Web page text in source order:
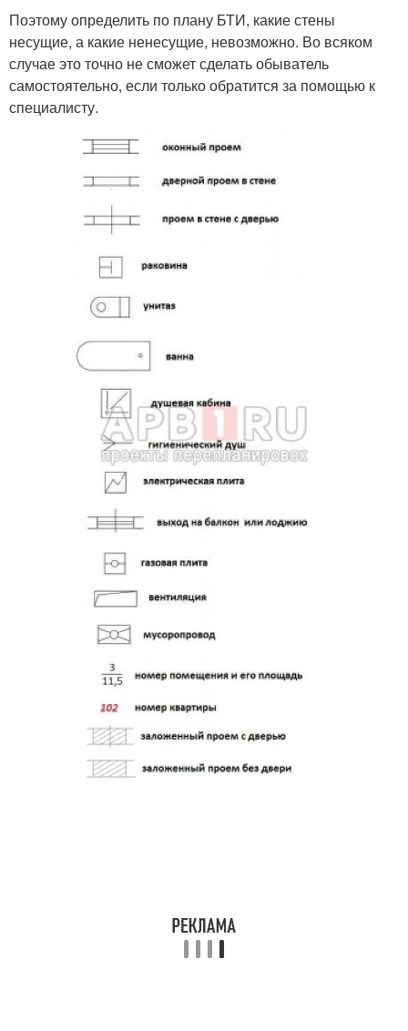
Поэтому определить по плану БТИ, какие стены
несущие, а какие ненесущие, невозможно. Во всяком
случае это точно не сможет сделать обыватель
самостоятельно, если только обратится за помощью к
специалисту.